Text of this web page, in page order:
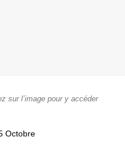
sur l’image pour y accéder
Octobre